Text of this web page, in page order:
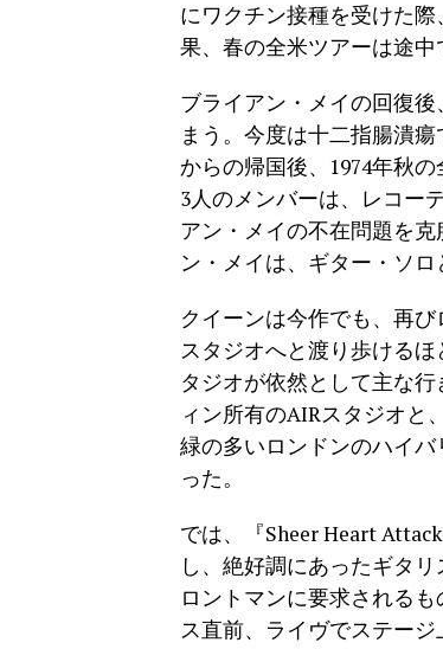
にワクチン接種を受けた
果、春の全米ツアーは途中
ブライアン・メイの回復
まう。今度は十二指腸潰
からの帰国後、1974年秋
3人のメンバーは、レコー
アン・メイの不在問題を
ン・メイは、ギター・ソ
クイーンは今作でも、再
スタジオへと渡り歩ける
タジオが依然として主な
ィン所有のAIRスタジオと
緑の多いロンドンのハイ
った。
では、『Sheer Heart
し、絶好調にあったギタ
ロントマンに要求される
ス直前、ライヴでステー